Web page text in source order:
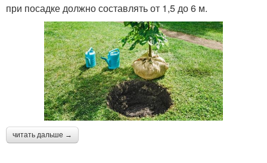
при посадке должно составлять от 1,5 до 6 м.
читать дальше →